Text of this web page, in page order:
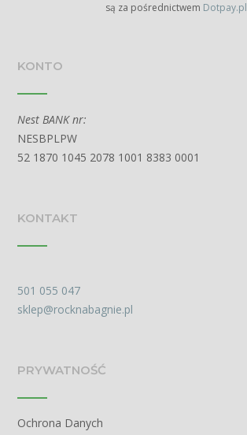
są za pośrednictwem Dotpay.pl
KONTO
Nest BANK nr:
NESBPLPW
52 1870 1045 2078 1001 8383 0001
KONTAKT
501 055 047
sklep@rocknabagnie.pl
PRYWATNOŚĆ
Ochrona Danych